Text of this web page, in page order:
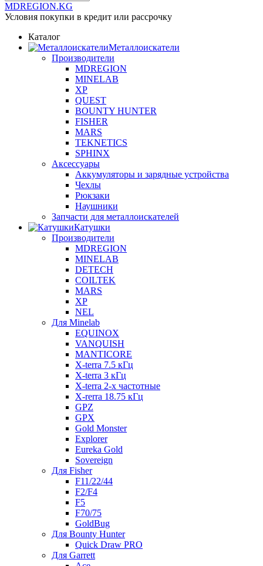
MDREGION.KG
Условия покупки в кредит или рассрочку
Каталог
Металлоискатели
Производители
MDREGION
MINELAB
XP
QUEST
BOUNTY HUNTER
FISHER
MARS
TEKNETICS
SPHINX
Аксессуары
Аккумуляторы и зарядные устройства
Чехлы
Рюкзаки
Наушники
Запчасти для металлоискателей
Катушки
Производители
MDREGION
MINELAB
DETECH
COILTEK
MARS
XP
NEL
Для Minelab
EQUINOX
VANQUISH
MANTICORE
X-terra 7.5 кГц
X-terra 3 кГц
X-terra 2-х частотные
X-rerra 18.75 кГц
GPZ
GPX
Gold Monster
Explorer
Eureka Gold
Sovereign
Для Fisher
F11/22/44
F2/F4
F5
F70/75
GoldBug
Для Bounty Hunter
Quick Draw PRO
Для Garrett